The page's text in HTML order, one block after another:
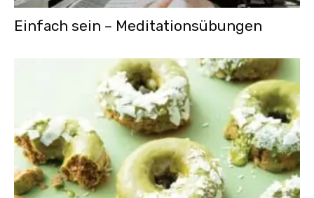
Einfach sein – Meditationsübungen